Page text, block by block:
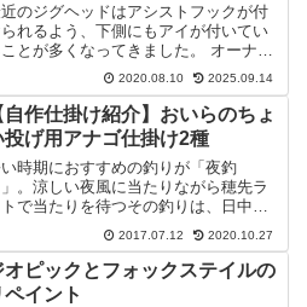
のジグヘッドはアシストフックが付
れるよう、下側にもアイが付いてい
とが多くなってきました。 オーナ
ファイアヘッド ダイワ フラットジ
ンキージグヘッド SS エコギア ３Dジ
ヘッド がまかつ レンジスイマー タイ
リバーシブ...
2020.08.10 2025.09.14
自作仕掛け紹介】おいらのちょ
投げ用アナゴ仕掛け2種
時期におすすめの釣りが「夜釣
」。涼しい夜風に当たりながら穂先ラ
で当たりを待つその釣りは、日中の
りとは違った風情があります。そんな
釣りのメインターゲットとなるのが
ナゴ」。仕掛けをグチャグチャにす
ので、敬遠されがちな魚ですが...
2017.07.12 2020.10.27
オピックとフォックステイルの
ペイント